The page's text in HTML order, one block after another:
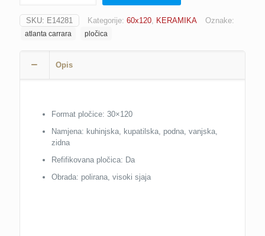
60x120
količina
SKU: E14281 Kategorije: 60x120, KERAMIKA Oznake:
atlanta carrara pločica
Opis
Format pločice: 30×120
Namjena: kuhinjska, kupatilska, podna, vanjska,
zidna
Refifikovana pločica: Da
Obrada: polirana, visoki sjaja